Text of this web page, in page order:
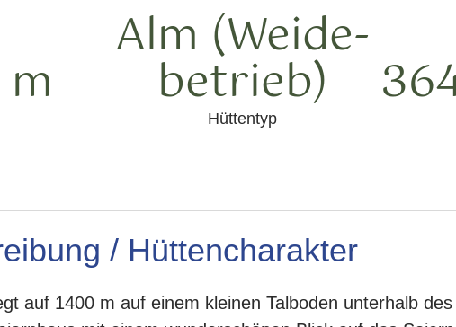
Hüttentyp
Alm (Weide­
betrieb)
/ Hüttencharakter
auf 1400 m auf einem kleinen Talboden unterhalb